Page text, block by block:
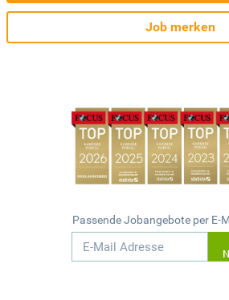
Job merken
Passende Jobangebote per E-